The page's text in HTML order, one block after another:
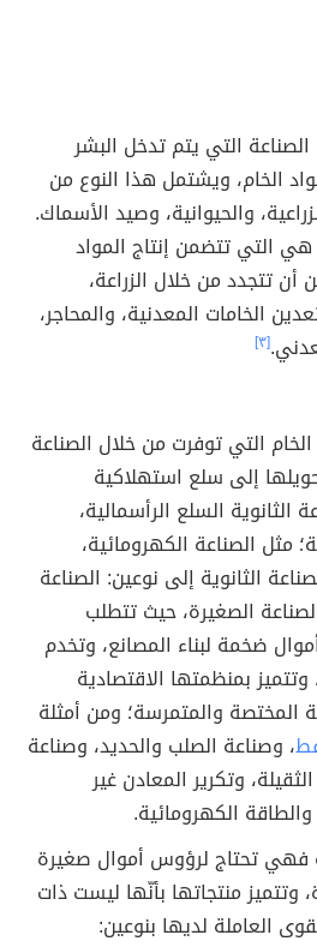
التي يتم تدخل البشر
الخام، ويشتمل هذا النوع من
والحيوانية، وصيد الأسماك.
هي التي تتضمن إنتاج المواد
أن تتجدد من خلال الزراعة،
الخامات المعدنية، والمحاجر،
[٣]
التي توفرت من خلال الصناعة
إلى سلع استهلاكية
الثانوية السلع الرأسمالية،
مثل الصناعة الكهرومائية،
الثانوية إلى نوعين: الصناعة
الصغيرة، حيث تتطلب
ضخمة لبناء المصانع، وتخدم
بمنظمتها الاقتصادية
المختصة والمتمرسة؛ ومن أمثلة
، وصناعة الصلب والحديد، وصناعة
وتكرير المعادن غير
الكهرومائية.
فهي تحتاج لرؤوس أموال صغيرة
وتتميز منتجاتها بأنّها ليست ذات
العاملة لديها بنوعين: